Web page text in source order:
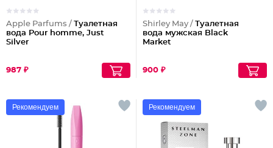
Apple Parfums / Туалетная
вода Pour homme, Just
Silver
987 ₽
Shirley May / Туалетная
вода мужская Black
Market
900 ₽
Рекомендуем Рекомендуем